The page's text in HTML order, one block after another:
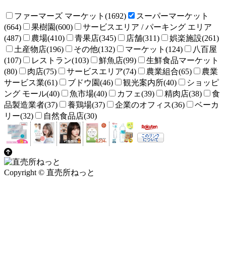
ファーマーズ マーケット(1692)
スーパーマーケット
(664)
果樹園(600)
サービスエリア / パーキング エリア
(487)
農場(410) 青果店(345) 店舗(311)
娯楽施設(261)
土産物店(196)
その他(132) マーケット(124)
八百屋
(107)
レストラン(103) 鮮魚店(99)
生鮮食品マーケット
(80)
肉店(75) サービスエリア(74) 農業組合(65)
農業
サービス業(61)
ブドウ園(46) 観光案内所(40)
ショッピ
ング モール(40)
魚市場(40) カフェ(39) 精肉店(38)
食
品製造業者(37)
養鶏場(37) 企業のオフィス(36)
ベーカ
リー(32)
自然食品店(30)
Copyright © 直売所ねっと